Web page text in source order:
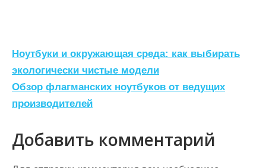
Н
а
в
и
г
а
Ноутбуки и окружающая среда: как выбирать
экологически чистые модели
Обзор флагманских ноутбуков от ведущих
производителей
Добавить комментарий